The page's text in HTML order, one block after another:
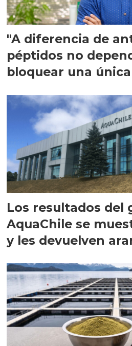
"A diferencia de
péptidos no
bloquear una
Los resultados del
AquaChile se
y les devuelven